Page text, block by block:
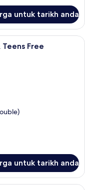
untuk tarikh anda
Free
untuk tarikh anda
Governor Suite Ocean